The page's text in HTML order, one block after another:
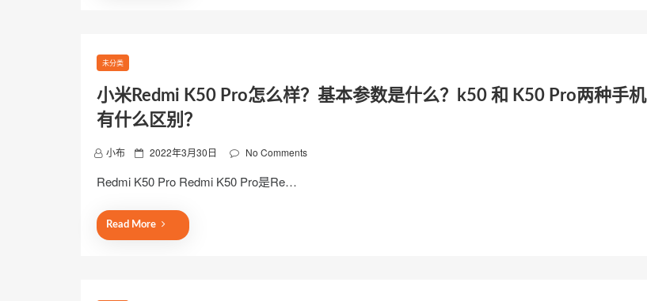
未分类
小米Redmi K50 Pro怎么样？基本参数是什么？k50 和 K50 Pro两种手机
有什么区别？
小布
P
s
e
d
2022年3月30日 No Comments
Redmi K50 Pro Redmi K50 Pro是Re…
Read More